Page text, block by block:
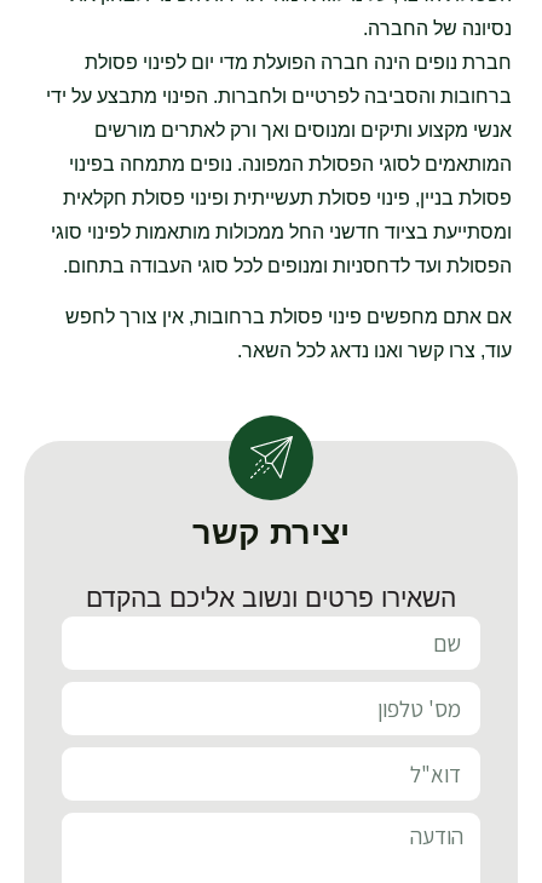
נסיונה של החברה.
חברת נופים הינה חברה הפועלת מדי יום לפינוי פסולת
ברחובות והסביבה לפרטיים ולחברות. הפינוי מתבצע על ידי
אנשי מקצוע ותיקים ומנוסים ואך ורק לאתרים מורשים
המותאמים לסוגי הפסולת המפונה. נופים מתמחה בפינוי
פסולת בניין, פינוי פסולת תעשייתית ופינוי פסולת חקלאית
ומסתייעת בציוד חדשני החל ממכולות מותאמות לפינוי סוגי
הפסולת ועד לדחסניות ומנופים לכל סוגי העבודה בתחום.
אם אתם מחפשים פינוי פסולת ברחובות, אין צורך לחפש
עוד, צרו קשר ואנו נדאג לכל השאר.
יצירת קשר
השאירו פרטים ונשוב אליכם בהקדם